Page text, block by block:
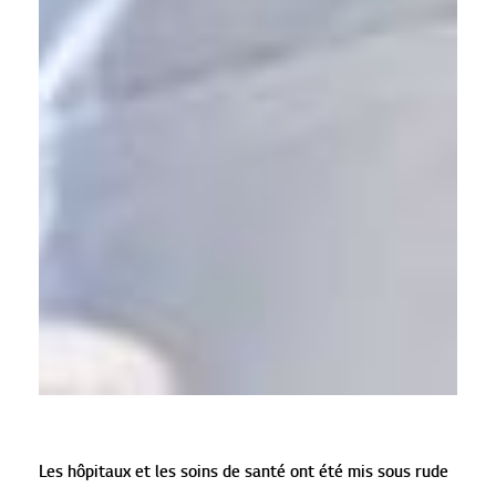
Les hôpitaux et les soins de santé ont été mis sous rude